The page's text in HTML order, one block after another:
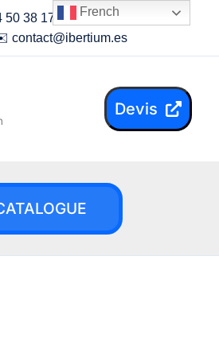
38 17 | Maroc 📞 +212 619
contact@ibertium.es
Devis
French